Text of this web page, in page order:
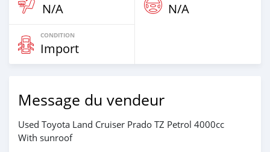
N/A N/A
CONDITION
Import
Message du vendeur
Used Toyota Land Cruiser Prado TZ Petrol 4000cc
With sunroof